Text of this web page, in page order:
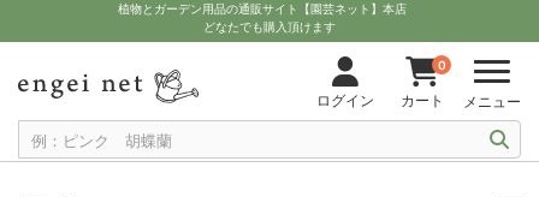
植物とガーデン用品の通販サイト【園芸ネット】本店
どなたでも購入頂けます
ログイン
0
カート メニュー